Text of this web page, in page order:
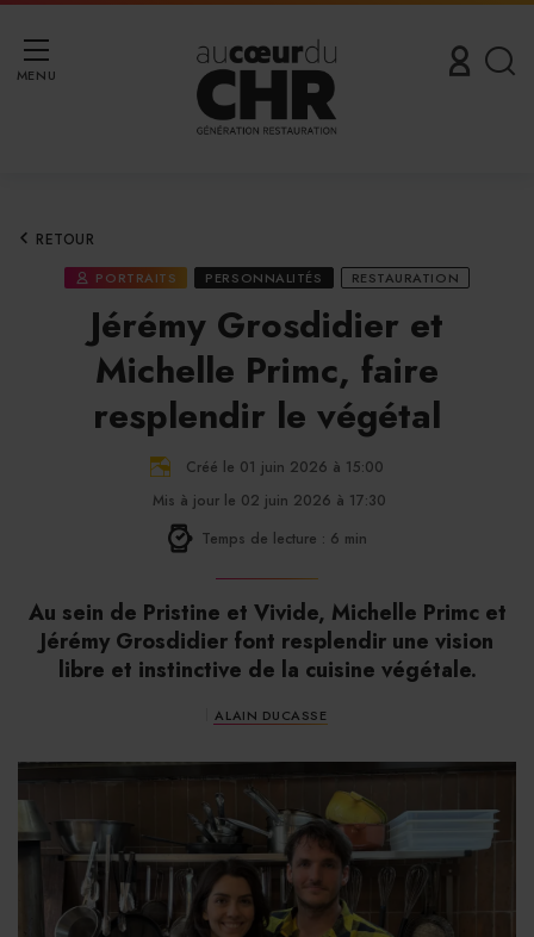
MENU
RETOUR
PORTRAITS PERSONNALITÉS RESTAURATION
Jérémy Grosdidier et
Michelle Primc, faire
resplendir le végétal
Créé le 01 juin 2026 à 15:00
Mis à jour le 02 juin 2026 à 17:30
Temps de lecture : 6 min
Au sein de Pristine et Vivide, Michelle Primc et
Jérémy Grosdidier font resplendir une vision
libre et instinctive de la cuisine végétale.
ALAIN DUCASSE